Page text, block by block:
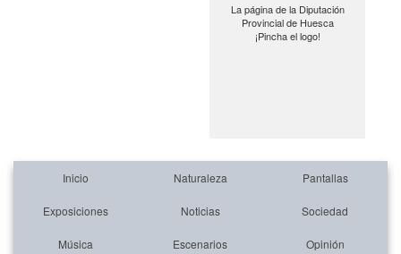
La página de la Diputación
Provincial de Huesca
¡Pincha el logo!
Inicio Naturaleza Pantallas
Exposiciones Noticias Sociedad
Música Escenarios Opinión